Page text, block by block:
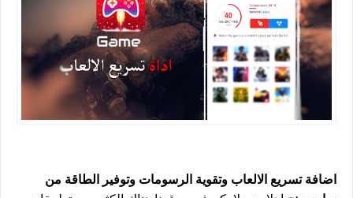
اضافة تسريع الالعاب وتقوية الرسومات وتوفير الطاقة من